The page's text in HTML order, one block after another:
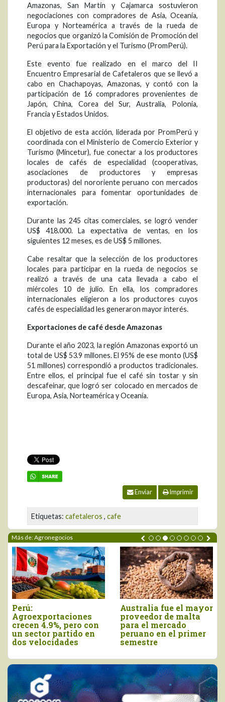
Amazonas, San Martín y Cajamarca sostuvieron
negociaciones con compradores de Asia, Oceanía,
Europa y Norteamérica a través de la rueda de
negocios que organizó la Comisión de Promoción del
Perú para la Exportación y el Turismo (PromPerú).
Este evento fue realizado en el marco del II
Encuentro Empresarial de Cafetaleros que se llevó a
cabo en Chachapoyas, Amazonas, y contó con la
participación de 16 compradores provenientes de
Japón, China, Corea del Sur, Australia, Polonia,
Francia y Estados Unidos.
El objetivo de esta acción, liderada por PromPerú y
coordinada con el Ministerio de Comercio Exterior y
Turismo (Mincetur), fue conectar a los productores
locales de cafés de especialidad (cooperativas,
asociaciones de productores y empresas
productoras) del nororiente peruano con mercados
internacionales para fomentar oportunidades de
exportación.
Durante las 245 citas comerciales, se logró vender
US$ 418.000. La expectativa de ventas, en los
siguientes 12 meses, es de US$ 5 millones.
Cabe resaltar que la selección de los productores
locales para participar en la rueda de negocios se
realizó a través de una cata llevada a cabo el
miércoles 10 de julio. En ella, los compradores
internacionales eligieron a los productores cuyos
cafés de especialidad les generaron mayor interés.
Exportaciones de café desde Amazonas
Durante el año 2023, la región Amazonas exportó un
total de US$ 53.9 millones. El 95% de ese monto (US$
51 millones) correspondió a productos tradicionales.
Entre ellos, el principal fue el café sin tostar y sin
descafeinar, que logró ser colocado en mercados de
Europa, Asia, Norteamérica y Oceanía.
Enviar Imprimir
Etiquetas: cafetaleros , cafe
Más de: Agronegocios
Perú:
Agroexportaciones
crecen 4.9%, pero con
un sector partido en
dos velocidades
Australia fue el mayor
proveedor de malta
para el mercado
peruano en el primer
semestre